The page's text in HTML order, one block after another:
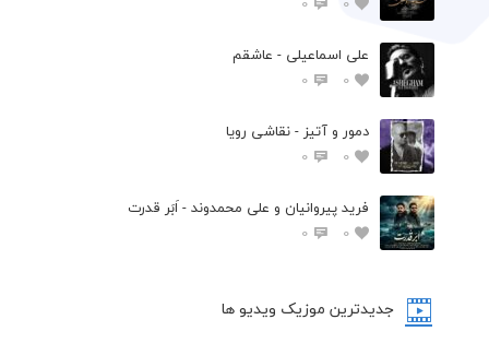
علی اسماعیلی - عاشقم
0
0
دمور و آتیز - نقاشی رویا
0
0
فرید پیروانیان و علی محمدوند - اَبَر قدرت
0
0
جدیدترین موزیک ویدیو ها